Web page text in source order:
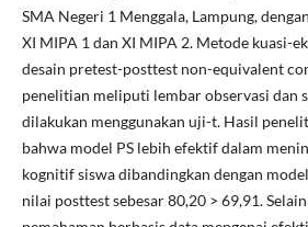
SMA Negeri 1 Menggala, Lampung,
XI MIPA 1 dan XI MIPA 2. Metode kuasi-
desain pretest-posttest non-equivalent
penelitian meliputi lembar observasi dan
dilakukan menggunakan uji-t. Hasil
bahwa model PS lebih efektif dalam
kognitif siswa dibandingkan dengan
nilai posttest sebesar 80,20 > 69,91.